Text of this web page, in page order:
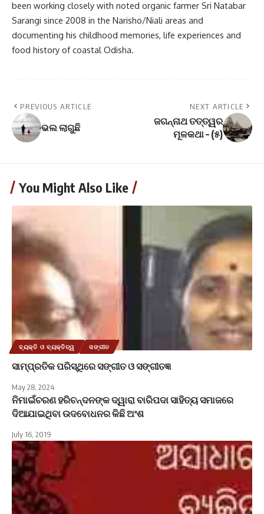
been working closely with noted organic farmer Sri Natabar
Sarangi since 2008 in the Narisho/Niali areas and
documenting his childhood memories, life experiences and
food history of coastal Odisha.
PREVIOUS ARTICLE
ଭଲ ଲାଗୁଛି
NEXT ARTICLE
ଜଗନ୍ନାଥ ତତ୍ତ୍ୱର
ମୂଳକଥା – (୫)
You Might Also Like
ବ୍ୟକ୍ତି ଓ ବ୍ୟକ୍ତିତ୍ୱ ସଙ୍ଗୀତ
ସାମ୍ପ୍ରତିକ ପରିସ୍ଥିରେ ସଙ୍ଗୀତ ଓ ସଙ୍ଗୀତଜ୍ଞ
May 28, 2024
ନିମାଇଁଚରଣ ହରିଚନ୍ଦନଙ୍କ ଦ୍ୱାରା ବାରିପଦା ସାହିତ୍ୟ ସମାଜରେ
ଦିଆଯାଇଥିବା ଉଦବୋଧନର କିଛି ଅଂଶ
July 16, 2019